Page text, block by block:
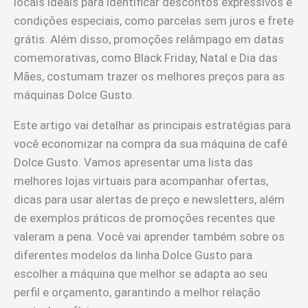
condições especiais, como parcelas sem juros e frete
grátis. Além disso, promoções relâmpago em datas
comemorativas, como Black Friday, Natal e Dia das
Mães, costumam trazer os melhores preços para as
máquinas Dolce Gusto.
Este artigo vai detalhar as principais estratégias para
você economizar na compra da sua máquina de café
Dolce Gusto. Vamos apresentar uma lista das
melhores lojas virtuais para acompanhar ofertas,
dicas para usar alertas de preço e newsletters, além
de exemplos práticos de promoções recentes que
valeram a pena. Você vai aprender também sobre os
diferentes modelos da linha Dolce Gusto para
escolher a máquina que melhor se adapta ao seu
perfil e orçamento, garantindo a melhor relação